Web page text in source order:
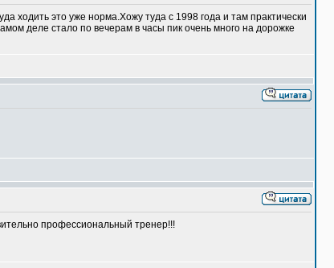
ходить это уже норма.Хожу туда с 1998 года и там практически
деле стало по вечерам в часы пик очень много на дорожке
профессиональный тренер!!!